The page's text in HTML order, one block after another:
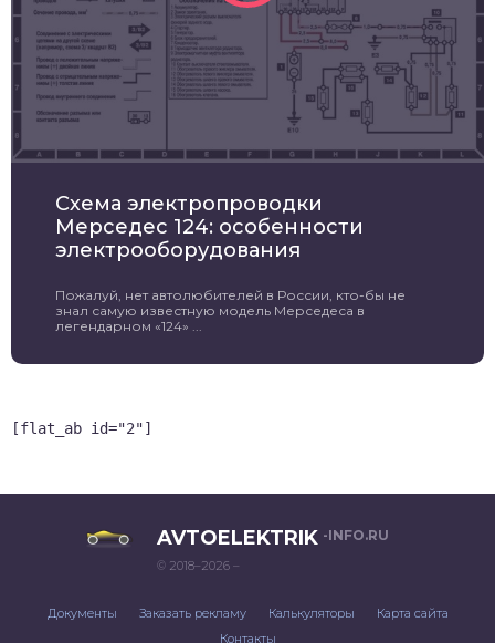
Схема электропроводки
Мерседес 124: особенности
электрооборудования
Пожалуй, нет автолюбителей в России, кто-бы не
знал самую известную модель Мерседеса в
легендарном «124» ...
[flat_ab id="2"]
AVTOELEKTRIK -INFO.RU
© 2018–2026 –
Документы Заказать рекламу Калькуляторы
Карта сайта
Контакты